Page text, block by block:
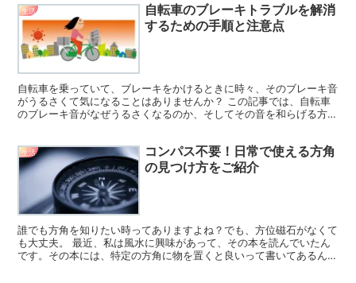
生活
自転車のブレーキトラブルを解消
するための手順と注意点
自転車を乗っていて、ブレーキをかけるときに時々、そのブレーキ音
がうるさくて気になることはありませんか？ この記事では、自転車
のブレーキ音がなぜうるさくなるのか、そしてその音を和らげる方法
生活
コンパス不要！日常で使える方角
の見つけ方をご紹介
誰でも方角を知りたい時ってありますよね？でも、方位磁石がなくて
も大丈夫。 最近、私は風水に興味があって、その本を読んでいたん
です。その本には、特定の方角に物を置くと良いって書いてあるんで